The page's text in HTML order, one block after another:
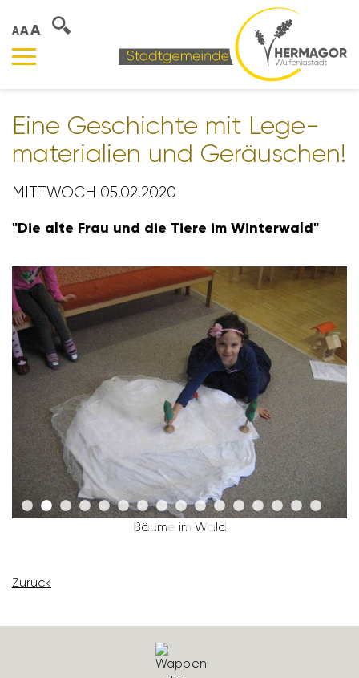
AAA
Eine Geschichte mit Lege­
ma­te­ria­lien und Geräu­schen!
MITTWOCH 05.02.2020
"Die alte Frau und die Tiere im Winter­wald"
Bäume im Wald
Zurück